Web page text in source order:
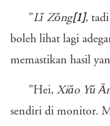
”Lĭ Zŏng[1],
boleh lihat lagi
memastikan hasil
”Hei, Xiăo Yŭ
sendiri di monitor.